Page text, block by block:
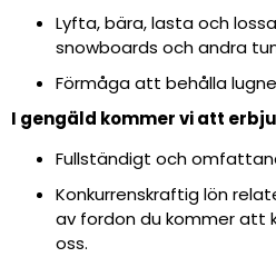
Lyfta, bära, lasta och
snowboards och andra
Förmåga att behålla
I gengäld kommer vi att
Fullständigt och
Konkurrenskraftig lön
av fordon du kommer att
oss.